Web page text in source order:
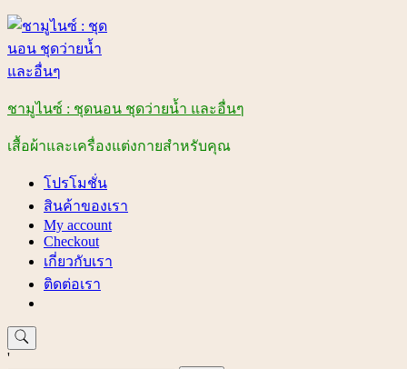
Skip
content
ชามูไนซ์ : ชุดนอน ชุดว่ายน้ำ และอื่นๆ
เสื้อผ้าและเครื่องแต่งกายสำหรับคุณ
โปรโมชั่น
สินค้าของเรา
My account
Checkout
เกี่ยวกับเรา
ติดต่อเรา
'